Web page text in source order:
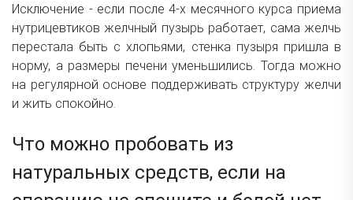
Исключение - если после 4-х месячного курса приема
нутрицевтиков желчный пузырь работает, сама желчь
перестала быть с хлопьями, стенка пузыря пришла в
норму, а размеры печени уменьшились. Тогда можно
на регулярной основе поддерживать структуру желчи
и жить спокойно.
Что можно пробовать из
натуральных средств, если на